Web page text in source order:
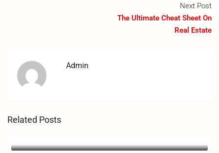
Next Post
The Ultimate Cheat Sheet On
Real Estate
Admin
Related Posts